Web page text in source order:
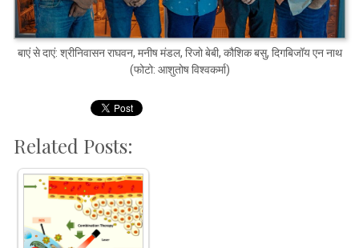
बाएं से दाएं: श्रीनिवासन राघवन, मनीष मंडल, रिजो बेबी, कौशिक बसु, दिगबिजॉय एन नाथ
(फोटो: आशुतोष विश्वकर्मा)
Related Posts: